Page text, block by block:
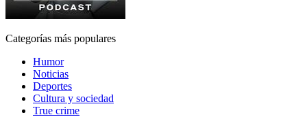
Categorías más populares
Humor
Noticias
Deportes
Cultura y sociedad
True crime